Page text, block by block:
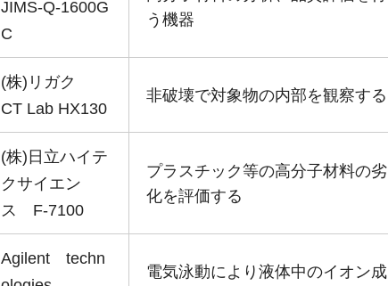
JIMS-Q-1600G
C
う機器
(株)リガク
CT Lab HX130
非破壊で対象物の内部を観察する
(株)日立ハイテ
クサイエン
ス F-7100
プラスチック等の高分子材料の劣
化を評価する
Agilent techn
電気泳動により液体中のイオン成